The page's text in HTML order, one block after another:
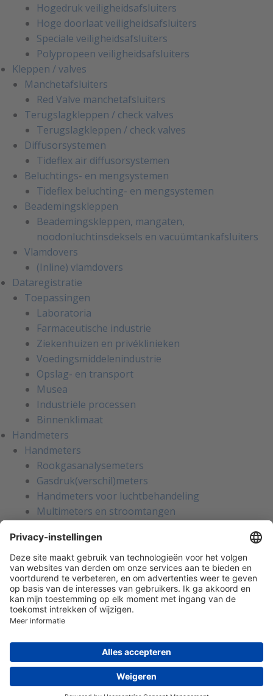
Hogedruk veiligheidsafsluiters
Hoge doorlaat veiligheidsafsluiters
Speciale veiligheidsafsluiters
Polypropeen veiligheidsafsluiters
Kleppen / valves
Manchetafsluiters
Red Valve manchetafsluiters
Terugslagkleppen / check valves
Terugslagkleppen / check valves
Diffusorsystemen
Tideflex air diffusorsystemen
Beluchtings- en mengsystemen
Tideflex beluchting- en mengsystemen
Beademingskleppen
Beademingskleppen, mangaten,
noodonluchtinsdeksels en vacuümtankafsluiters
Vlamdovers
(Inline) vlamdovers
Dataregistratie
Toepassingen
Laboratoria
Farmaceutische industrie
Ziekenhuizen en privéklinieken
Voedingsmiddelenindustrie
Opslag- en transport
Musea
Industriële processen
Binnenklimaat
Handmeters
Handmeters
Rookgasanalysemeters
Gasdruk(verschil)meters
Handmeters voor luchtbehandeling
Multimeters en stroomtangen
Apparatentesters voor NEN-3140
Handmeters voor koeltechniek
Inregelinstrumenten voor water
Gaslekzoekers
Persoonlijke bescherming
Warmtebeeldcamera's